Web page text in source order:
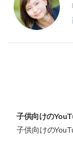
子供向けの
子供向けの